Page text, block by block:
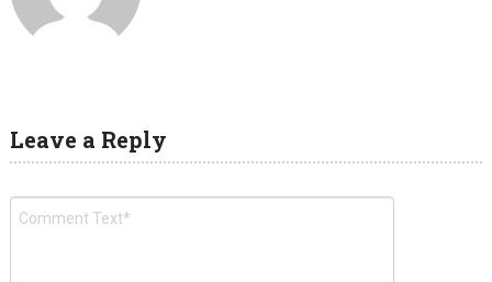
Leave a Reply